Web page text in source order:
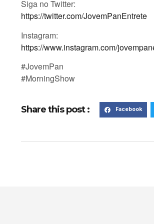
Siga no Twitter:
https://twitter.com/JovemPanEntrete
Instagram:
https://www.instagram.com/
#JovemPan
#MorningShow
Share this post : Facebook